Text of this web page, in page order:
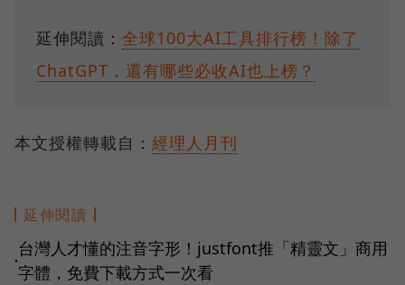
延伸閱讀： 全球100大AI工具排行榜！除了
ChatGPT，還有哪些必收AI也上榜？
本文授權轉載自： 經理人月刊
延伸閱讀
●
台灣人才懂的注音字形！justfont推「精靈文」商用
字體，免費下載方式一次看